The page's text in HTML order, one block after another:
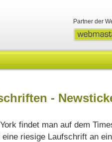
Partner der
-
findet man auf dem
riesige Laufschrift an